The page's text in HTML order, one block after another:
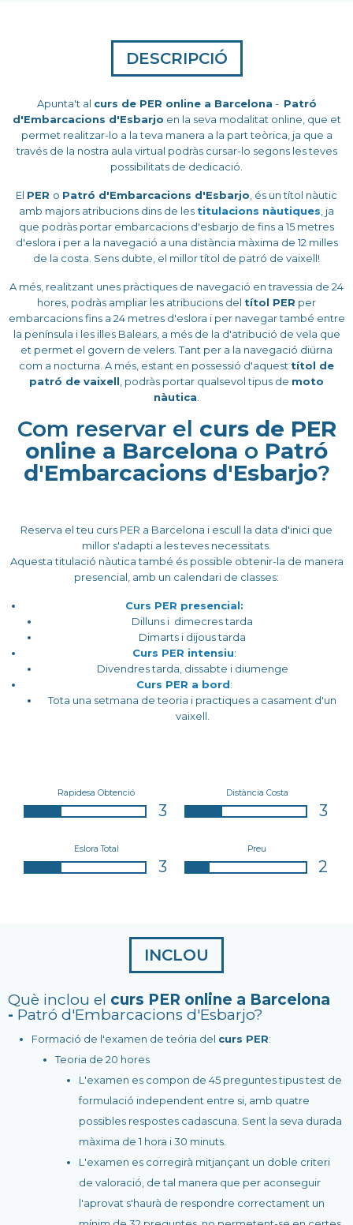
DESCRIPCIÓ
Apunta't al curs de PER online a Barcelona - Patró
d'Embarcacions d'Esbarjo en la seva modalitat online, que et
permet realitzar-lo a la teva manera a la part teòrica, ja que a
través de la nostra aula virtual podràs cursar-lo segons les teves
possibilitats de dedicació.
El PER o Patró d'Embarcacions d'Esbarjo , és un títol nàutic
amb majors atribucions dins de les titulacions nàutiques , ja
que podràs portar embarcacions d'esbarjo de fins a 15 metres
d'eslora i per a la navegació a una distància màxima de 12 milles
de la costa. Sens dubte, el millor títol de patró de vaixell!
A més, realitzant unes pràctiques de navegació en travessia de 24
hores, podràs ampliar les atribucions del títol PER per
embarcacions fins a 24 metres d'eslora i per navegar també entre
la península i les illes Balears, a més de la d'atribució de vela que
et permet el govern de velers. Tant per a la navegació diürna
com a nocturna. A més, estant en possessió d'aquest títol de
patró de vaixell , podràs portar qualsevol tipus de moto
nàutica
Com reservar el curs de PER
online a Barcelona o Patró
d'Embarcacions d'Esbarjo?
Reserva el teu curs PER a Barcelona i escull la data d'inici que
millor s'adapti a les teves necessitats.
Aquesta titulació nàutica també és possible obtenir-la de manera
presencial, amb un calendari de classes:
Curs PER presencial:
Dilluns i dimecres tarda
Dimarts i dijous tarda
Curs PER intensiu:
Divendres tarda, dissabte i diumenge
Curs PER a bord:
Tota una setmana de teoria i practiques a casament d'un
vaixell.
Rapidesa Obtenció
3
Distància Costa
3
Eslora Total
3
Preu
2
INCLOU
Què inclou el curs PER online a Barcelona
- Patró d'Embarcacions d'Esbarjo?
Formació de l'examen de teória del curs PER:
Teoria de 20 hores
L'examen es compon de 45 preguntes tipus test de
formulació independent entre si, amb quatre
possibles respostes cadascuna. Sent la seva durada
màxima de 1 hora i 30 minuts.
L'examen es corregirà mitjançant un doble criteri
de valoració, de tal manera que per aconseguir
l'aprovat s'haurà de respondre correctament un